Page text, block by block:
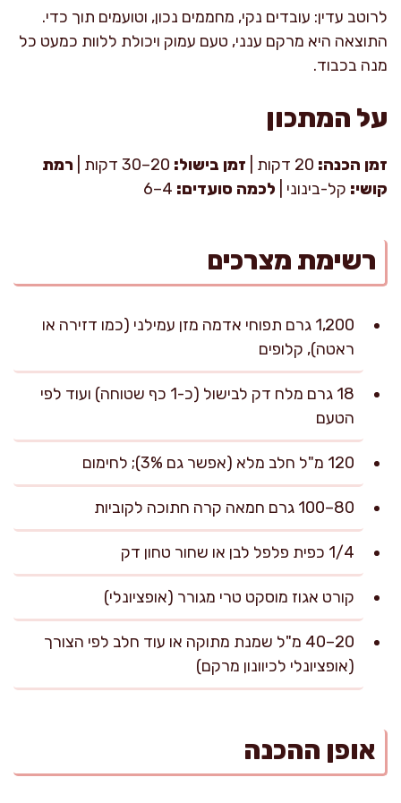
לרוטב עדין: עובדים נקי, מחממים נכון, וטועמים תוך כדי.
התוצאה היא מרקם ענני, טעם עמוק ויכולת ללוות כמעט כל
מנה בכבוד.
על המתכון
זמן הכנה: זמן בישול:
רמת
קושי: קל-בינוני | לכמה סועדים:
רשימת מצרכים
1,200 גרם תפוחי אדמה מזן עמילני (כמו דזירה או
ראטה), קלופים
18 גרם מלח דק לבישול (כ-1 כף שטוחה) ועוד לפי
הטעם
120 מ"ל חלב מלא (אפשר גם 3%); לחימום
80–100 גרם חמאה קרה חתוכה לקוביות
1/4 כפית פלפל לבן או שחור טחון דק
קורט אגוז מוסקט טרי מגורר (אופציונלי)
20–40 מ"ל שמנת מתוקה או עוד חלב לפי הצורך
(אופציונלי לכיוונון מרקם)
אופן ההכנה